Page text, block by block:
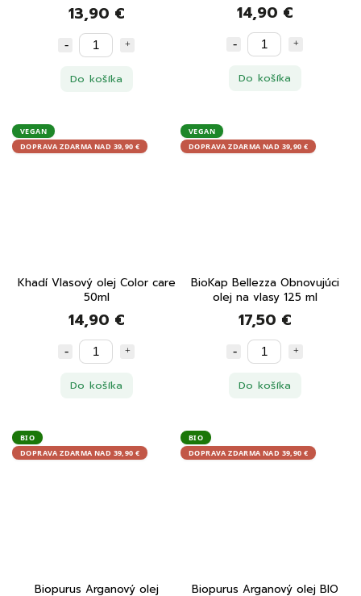
13,90 €
Do košíka
14,90 €
Do košíka
VEGAN
DOPRAVA ZDARMA NAD 39,90 €
Khadí Vlasový olej Color care
50ml
14,90 €
Do košíka
VEGAN
DOPRAVA ZDARMA NAD 39,90 €
BioKap Bellezza Obnovujúci
olej na vlasy 125 ml
17,50 €
Do košíka
BIO
DOPRAVA ZDARMA NAD 39,90 €
Biopurus Arganový olej
BIO
DOPRAVA ZDARMA NAD 39,90 €
Biopurus Arganový olej BIO